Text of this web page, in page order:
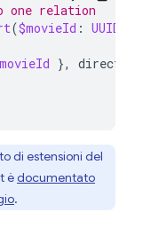
one relation
($movieId : UUID
}, director
di estensioni del
èdocumentato
.